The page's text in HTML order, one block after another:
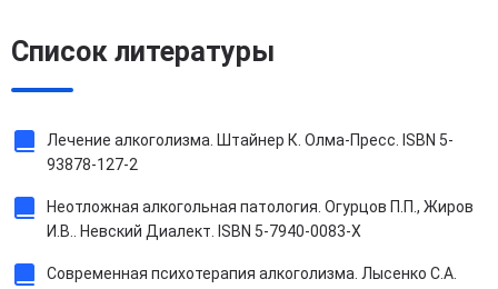
Список литературы
Лечение алкоголизма. Штайнер К. Олма-Пресс. ISBN 5-
93878-127-2
Неотложная алкогольная патология. Огурцов П.П., Жиров
И.В.. Невский Диалект. ISBN 5-7940-0083-X
Современная психотерапия алкоголизма. Лысенко С.А.